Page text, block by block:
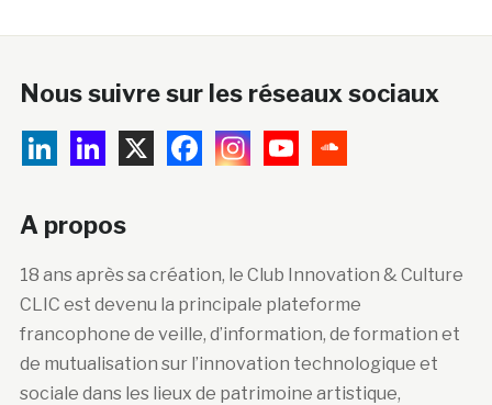
Nous suivre sur les réseaux sociaux
A propos
18 ans après sa création, le Club Innovation & Culture
CLIC est devenu la principale plateforme
francophone de veille, d’information, de formation et
de mutualisation sur l’innovation technologique et
sociale dans les lieux de patrimoine artistique,